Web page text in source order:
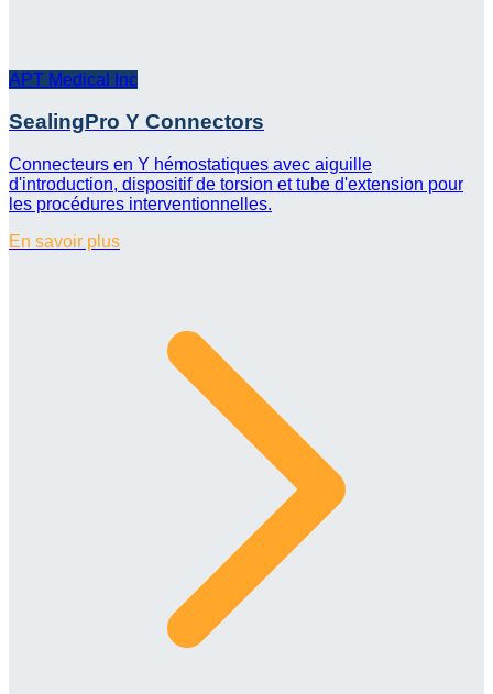
APT Medical Inc
SealingPro Y Connectors
Connecteurs en Y hémostatiques avec aiguille
d'introduction, dispositif de torsion et tube d'extension pour
les procédures interventionnelles.
En savoir plus